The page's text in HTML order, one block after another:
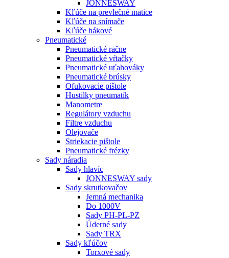
JONNESWAY
Kľúče na prevlečné matice
Kľúče na snímače
Kľúče hákové
Pneumatické
Pneumatické račne
Pneumatické vŕtačky
Pneumatické uťahováky
Pneumatické brúsky
Ofukovacie pištole
Hustilky pneumatík
Manometre
Regulátory vzduchu
Filtre vzduchu
Olejovače
Striekacie pištole
Pneumatické frézky
Sady náradia
Sady hlavíc
JONNESWAY sady
Sady skrutkovačov
Jemná mechanika
Do 1000V
Sady PH-PL-PZ
Úderné sady
Sady TRX
Sady kľúčov
Torxové sady